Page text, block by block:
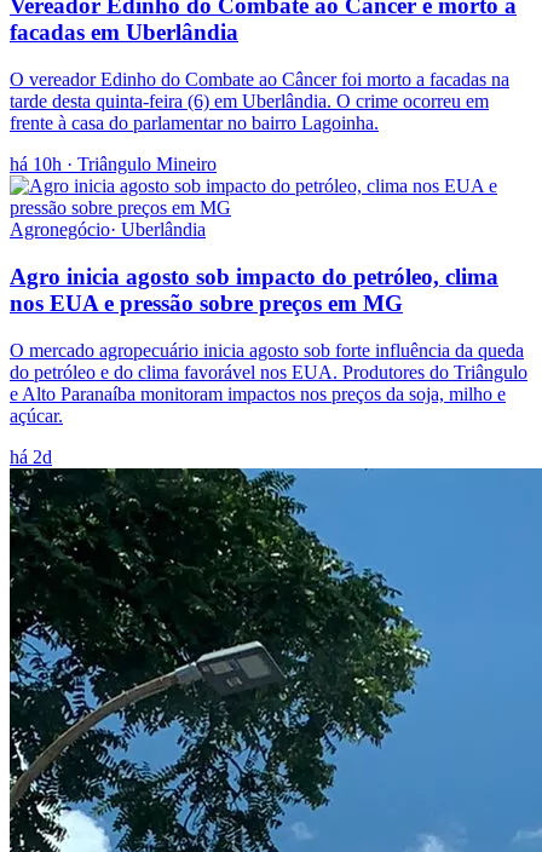
Vereador Edinho do Combate ao Câncer é morto a
facadas em Uberlândia
O vereador Edinho do Combate ao Câncer foi morto a facadas na
tarde desta quinta-feira (6) em Uberlândia. O crime ocorreu em
frente à casa do parlamentar no bairro Lagoinha.
há 10h · Triângulo Mineiro
Agronegócio· Uberlândia
Agro inicia agosto sob impacto do petróleo, clima
nos EUA e pressão sobre preços em MG
O mercado agropecuário inicia agosto sob forte influência da queda
do petróleo e do clima favorável nos EUA. Produtores do Triângulo
e Alto Paranaíba monitoram impactos nos preços da soja, milho e
açúcar.
há 2d